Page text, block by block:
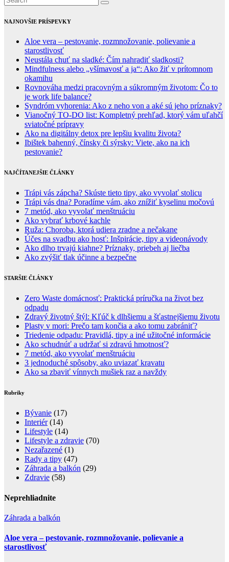
NAJNOVŠIE PRÍSPEVKY
Aloe vera – pestovanie, rozmnožovanie, polievanie a
starostlivosť
Neustála chuť na sladké: Čím nahradiť sladkosti?
Mindfulness alebo „všímavosť a ja“: Ako žiť v prítomnom
okamihu
Rovnováha medzi pracovným a súkromným životom: Čo to
je work life balance?
Syndróm vyhorenia: Ako z neho von a aké sú jeho príznaky?
Vianočný TO-DO list: Kompletný prehľad, ktorý vám uľahčí
sviatočné prípravy
Ako na digitálny detox pre lepšiu kvalitu života?
Ibištek bahenný, čínsky či sýrsky: Viete, ako na ich
pestovanie?
NAJČÍTANEJŠIE ČLÁNKY
Trápi vás zápcha? Skúste tieto tipy, ako vyvolať stolicu
Trápi vás dna? Poradíme vám, ako znížiť kyselinu močovú
7 metód, ako vyvolať menštruáciu
Ako vybrať krbové kachle
Ruža: Choroba, ktorá udiera zradne a nečakane
Účes na svadbu ako hosť: Inšpirácie, tipy a videonávody
Ako dlho trvajú kiahne? Príznaky, priebeh aj liečba
Ako zvýšiť tlak účinne a bezpečne
STARŠIE ČLÁNKY
Zero Waste domácnosť: Praktická príručka na život bez
odpadu
Zdravý životný štýl: Kľúč k dlhšiemu a šťastnejšiemu životu
Plasty v mori: Prečo tam končia a ako tomu zabrániť?
Triedenie odpadu: Pravidlá, tipy a iné užitočné informácie
Ako schudnúť a udržať si zdravú hmotnosť?
7 metód, ako vyvolať menštruáciu
3 jednoduché spôsoby, ako uviazať kravatu
Ako sa zbaviť vínnych mušiek raz a navždy
Rubriky
Bývanie (17)
Interiér(14)
Lifestyle (14)
Lifestyle a zdravie (70)
Nezařazené (1)
Rady a tipy (47)
Záhrada a balkón (29)
Zdravie (58)
Neprehliadnite
Záhrada a balkón
Aloe vera – pestovanie, rozmnožovanie, polievanie a
starostlivosť